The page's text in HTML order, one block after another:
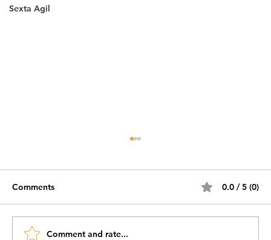
Sexta Agil
Comments 0.0 / 5 (0)
Comment and rate...